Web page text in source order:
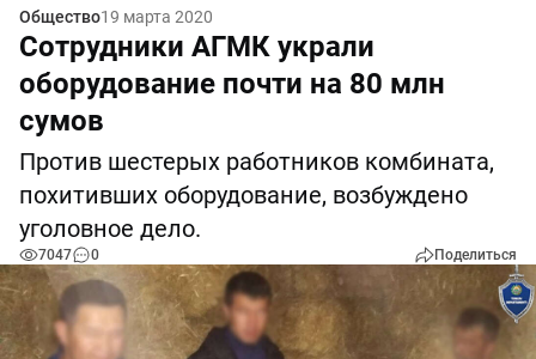
Общество19 марта 2020
Сотрудники АГМК украли
оборудование почти на 80 млн
сумов
Против шестерых работников комбината,
похитивших оборудование, возбуждено
уголовное дело.
7047 0 Поделиться